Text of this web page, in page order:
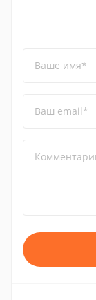
Ваше имя*
Ваш email*